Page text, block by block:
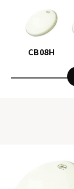
CB08H